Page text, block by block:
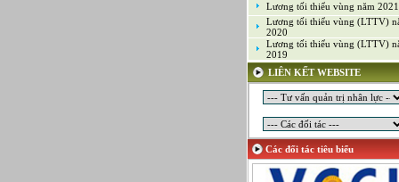
Luật
Môi giới chứng khoán
Mỹ thuật công nghiệp
Nghiên cứu và Phát triển
Ngoại ngữ
Nhân sự
Nhân sự - Hành chính
Nhiều lĩnh vực
Phát triển kinh doanh
Quan hệ công chúng
Lương tối thiểu vùng năm 2021
Lương tối thiểu vùng (LTTV)
2020
Lương tối thiểu vùng (LTTV)
2019
LIÊN KẾT WEBSITE
Các đối tác tiêu biểu